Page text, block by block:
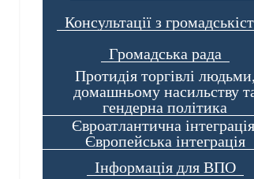
Консультації з
Громадська рада
Протидія торгівлі людьми,
домашньому насильству
гендерна політика
Євроатлантична
Європейська інтеграція
Інформація для ВПО